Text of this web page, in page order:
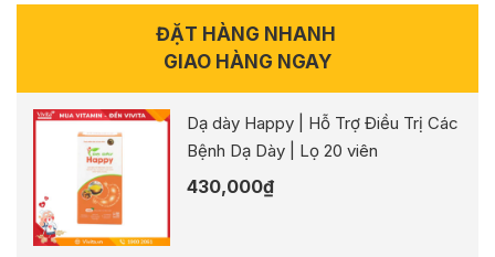
ĐẶT HÀNG NHANH
GIAO HÀNG NGAY
Dạ dày Happy | Hỗ Trợ Điều Trị Các
Bệnh Dạ Dày | Lọ 20 viên
430,000₫